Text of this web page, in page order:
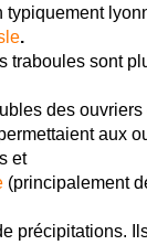
.
traboules sont
des
aux
et
(principalement
précipitations.